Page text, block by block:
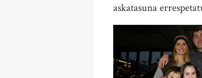
askatasuna